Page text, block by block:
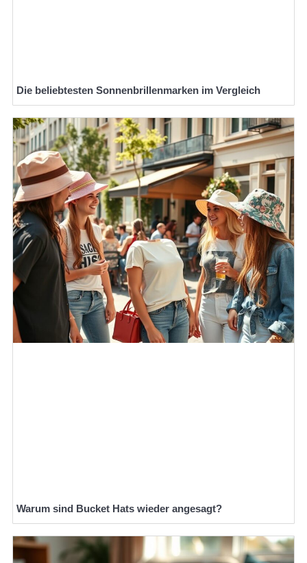
Die beliebtesten Sonnenbrillenmarken im Vergleich
Warum sind Bucket Hats wieder angesagt?